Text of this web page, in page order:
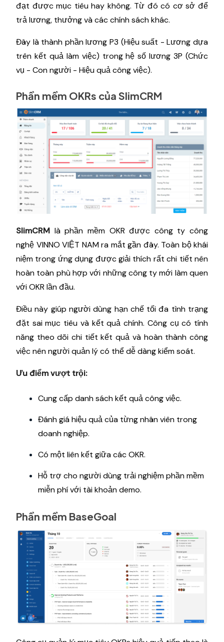
đạt được mục tiêu hay không. Từ đó có cơ sở để
trả lương, thưởng và các chính sách khác.
Đây là thành phần lương P3 (Hiệu suất - Lương dựa
trên kết quả làm việc) trong hệ số lương 3P (Chức
vụ - Con người - Hiệu quả công việc).
Phần mềm OKRs của SlimCRM
SlimCRM là phần mềm OKR được công ty công
nghệ VINNO VIỆT NAM ra mắt gần đây. Toàn bộ khái
niệm trong ứng dụng được giải thích rất chi tiết nên
hoàn toàn phù hợp với những công ty mới làm quen
với OKR lần đầu.
Điều này giúp người dùng hạn chế tối đa tình trạng
đặt sai mục tiêu và kết quả chính. Công cụ có tính
năng theo dõi chi tiết kết quả và hoàn thành công
việc nên người quản lý có thể dễ dàng kiểm soát.
Ưu điểm vượt trội:
Cung cấp danh sách kết quả công việc.
Đánh giá hiệu quả của từng nhân viên trong
doanh nghiệp.
Có một liên kết giữa các OKR.
Hỗ trợ cho người dùng trải nghiệm phần mềm
miễn phí với tài khoản demo.
Phần mềm BaseGoal